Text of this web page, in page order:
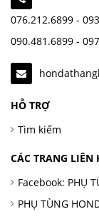
076.212.6899 -
090.481.6899 -
HỖ TRỢ
Tìm kiếm
CÁC TRANG LIÊN
Facebook: PHỤ
PHỤ TÙNG